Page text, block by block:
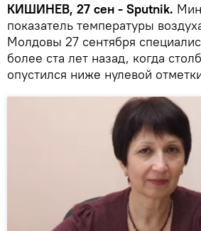
КИШИНЕВ, 27 сен - Sputnik.
показатель температуры
Молдовы 27 сентября
более ста лет назад, когда
опустился ниже нулевой